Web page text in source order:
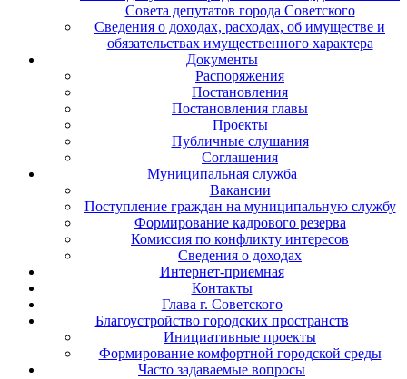
Совета депутатов города Советского
Сведения о доходах, расходах, об имуществе и
обязательствах имущественного характера
Документы
Распоряжения
Постановления
Постановления главы
Проекты
Публичные слушания
Соглашения
Муниципальная служба
Вакансии
Поступление граждан на муниципальную службу
Формирование кадрового резерва
Комиссия по конфликту интересов
Сведения о доходах
Интернет-приемная
Контакты
Глава г. Советского
Благоустройство городских пространств
Инициативные проекты
Формирование комфортной городской среды
Часто задаваемые вопросы